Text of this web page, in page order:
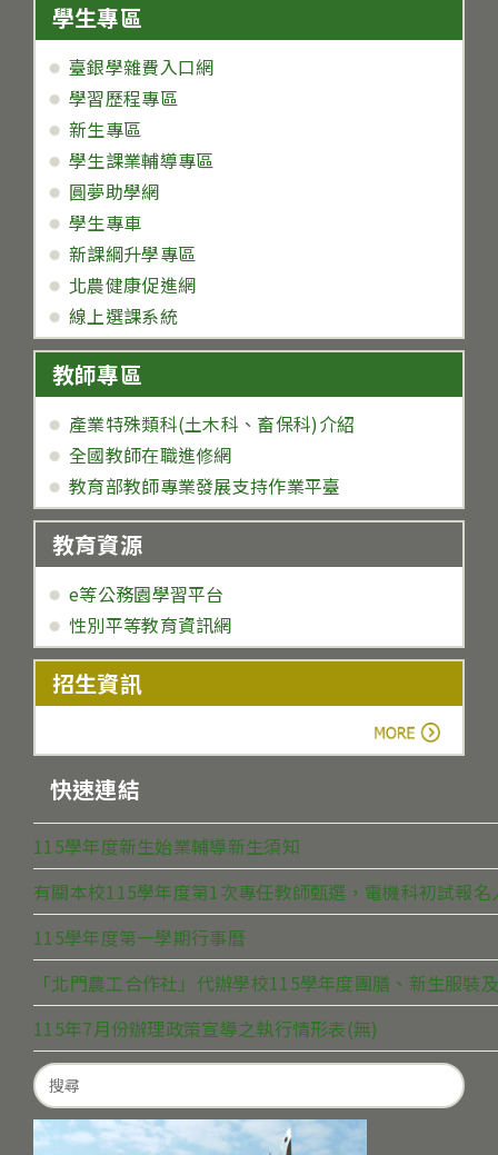
學生專區
臺銀學雜費入口網
學習歷程專區
新生專區
學生課業輔導專區
圓夢助學網
學生專車
新課綱升學專區
北農健康促進網
線上選課系統
教師專區
產業特殊類科(土木科、畜保科)介紹
全國教師在職進修網
教育部教師專業發展支持作業平臺
教育資源
e等公務園學習平台
性別平等教育資訊網
招生資訊
快速連結
115學年度新生始業輔導新生須知
有關本校115學年度第1次專任教師甄選，電機科初試報
115學年度第一學期行事曆
「北門農工合作社」代辦學校115學年度團膳、新生服裝
115年7月份辦理政策宣導之執行情形表(無)
Search
for: